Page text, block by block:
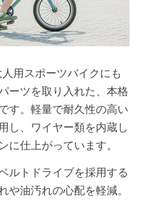
人用スポーツバイクにも
ーツを取り入れた、本格
す。軽量で耐久性の高い
し、ワイヤー類を内蔵し
に仕上がっています。
ルトドライブを採用する
や油汚れの心配を軽減。